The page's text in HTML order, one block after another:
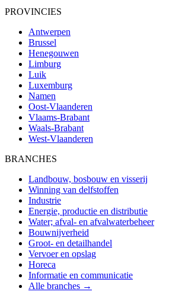
PROVINCIES
Antwerpen
Brussel
Henegouwen
Limburg
Luik
Luxemburg
Namen
Oost-Vlaanderen
Vlaams-Brabant
Waals-Brabant
West-Vlaanderen
BRANCHES
Landbouw, bosbouw en visserij
Winning van delfstoffen
Industrie
Energie, productie en distributie
Water; afval- en afvalwaterbeheer
Bouwnijverheid
Groot- en detailhandel
Vervoer en opslag
Horeca
Informatie en communicatie
Alle branches →